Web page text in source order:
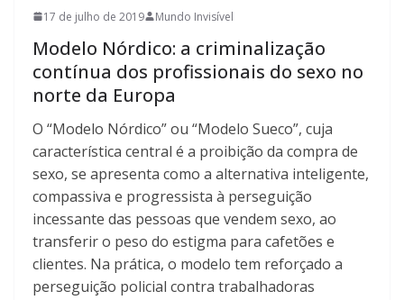
17 de julho de 2019 Mundo Invisível
Modelo Nórdico: a criminalização
contínua dos profissionais do sexo no
norte da Europa
O “Modelo Nórdico” ou “Modelo Sueco”, cuja
característica central é a proibição da compra de
sexo, se apresenta como a alternativa inteligente,
compassiva e progressista à perseguição
incessante das pessoas que vendem sexo, ao
transferir o peso do estigma para cafetões e
clientes. Na prática, o modelo tem reforçado a
perseguição policial contra trabalhadoras